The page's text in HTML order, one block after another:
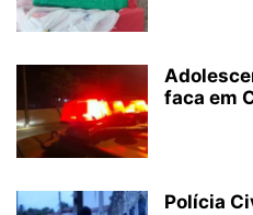
faca em
Polícia